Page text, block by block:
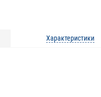
Характеристики